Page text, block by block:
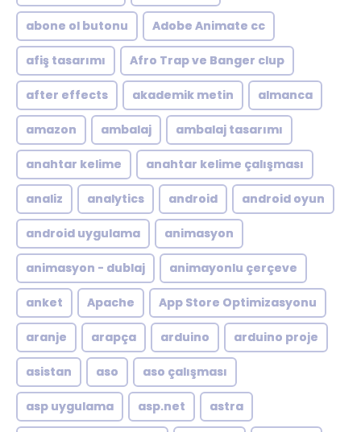
abone ol butonu Adobe Animate cc
afiş tasarımı Afro Trap ve Banger clup
after effects akademik metin almanca
amazon ambalaj ambalaj tasarımı
anahtar kelime anahtar kelime çalışması
analiz analytics android android oyun
android uygulama animasyon
animasyon - dublaj animayonlu çerçeve
anket Apache App Store Optimizasyonu
aranje arapça arduino arduino proje
asistan aso aso çalışması
asp uygulama asp.net astra